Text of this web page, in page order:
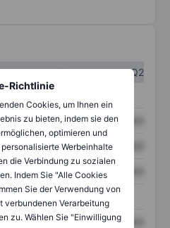
Richtlinie
Cookies, um Ihnen ein
zu bieten, indem sie den
optimieren und
Werbeinhalte
die Verbindung zu sozialen
Indem Sie "Alle Cookies
Sie der Verwendung von
verbundenen Verarbeitung
zu. Wählen Sie "Einwilligung
Q1
Q2
XXXXXXX XXXXXXX
XXXXXXX XXXXXXX
XXXXXXX XXXXXXX
XXXXXXX XXXXXXX